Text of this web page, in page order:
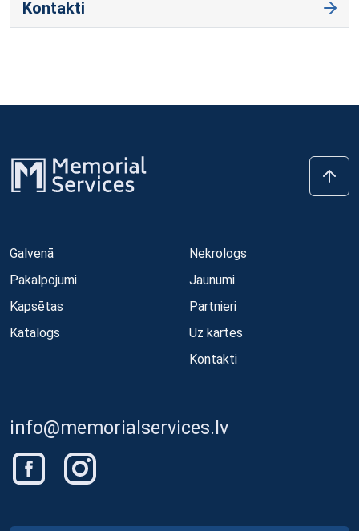
Kontakti
Galvenā
Pakalpojumi
Kapsētas
Katalogs
Nekrologs
Jaunumi
Partnieri
Uz kartes
Kontakti
info@memorialservices.lv